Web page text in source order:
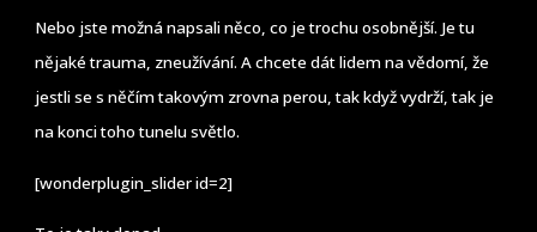
Nebo jste možná napsali něco, co je trochu osobnější. Je tu
nějaké trauma, zneužívání. A chcete dát lidem na vědomí, že
jestli se s něčím takovým zrovna perou, tak když vydrží, tak je
na konci toho tunelu světlo.
[wonderplugin_slider id=2]